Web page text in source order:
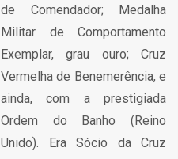
de Comendador; Medalha
Militar de Comportamento
Exemplar, grau ouro; Cruz
Vermelha de Benemerência, e
ainda, com a prestigiada
Ordem do Banho (Reino
Unido). Era Sócio da Cruz